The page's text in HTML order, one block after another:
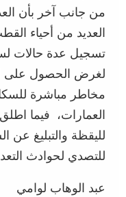
من جانب آخر بأن
العديد من أحياء
تسجيل عدة حالات
لغرض الحصول على
مخاطر مباشرة
العمارات، فيما
لليقظة والتبليغ عن
للتصدي لحوادث
عبد الوهاب لوامي